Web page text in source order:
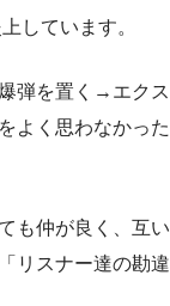
しています。
弾を置く→エクス
よく思わなかった
も仲が良く、互い
リスナー達の勘違